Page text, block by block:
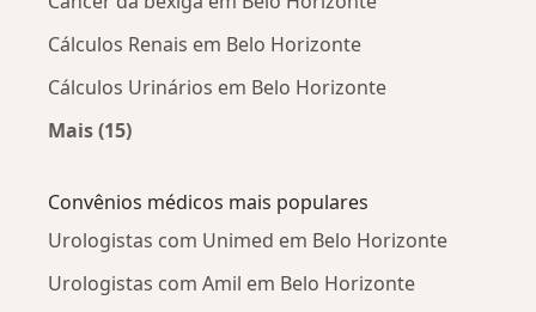
Cálculos Renais em Belo Horizonte
Cálculos Urinários em Belo Horizonte
Mais (15)
Convênios médicos mais populares
Urologistas com Unimed em Belo Horizonte
Urologistas com Amil em Belo Horizonte